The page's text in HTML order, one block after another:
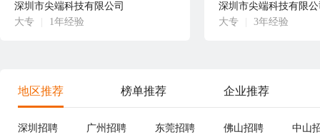
深圳市尖端科技有限公司
大专
1年经验
深圳市尖端科技有限
大专
3年经验
地区推荐 榜单推荐 企业推荐
深圳招聘 广州招聘 东莞招聘 佛山招聘 中山